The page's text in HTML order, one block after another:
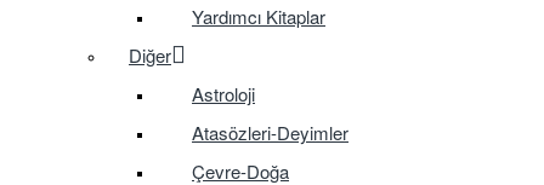
Yardımcı Kitaplar
Diğer
Astroloji
Atasözleri-Deyimler
Çevre-Doğa